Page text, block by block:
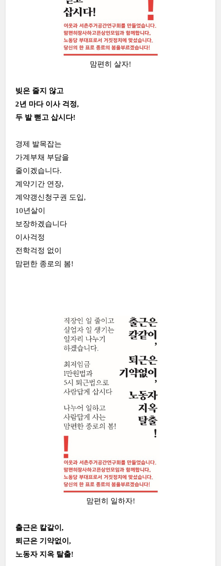
맘편히 살자!
빚은 줄지 않고
2년 마다 이사 걱정,
두 발 뻗고 삽시다!
경제 발목잡는
가계부채 부담을
줄이겠습니다.
계약기간 연장,
계약갱신청구권 도입,
10년살이
보장하겠습니다
이사걱정
전학걱정 없이
맘편한 종로의 봄!
맘편히 일하자!
출근은 칼같이,
퇴근은 기약없이,
노동자 지옥 탈출!